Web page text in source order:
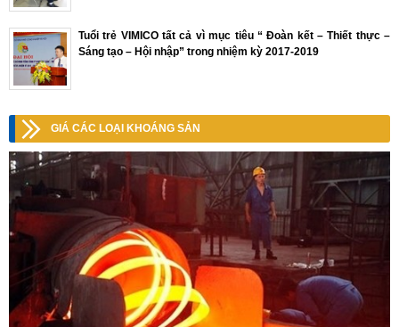
Tuổi trẻ VIMICO tất cả vì mục tiêu “ Đoàn kết – Thiết thực –
Sáng tạo – Hội nhập” trong nhiệm kỳ 2017-2019
GIÁ CÁC LOẠI KHOÁNG SẢN